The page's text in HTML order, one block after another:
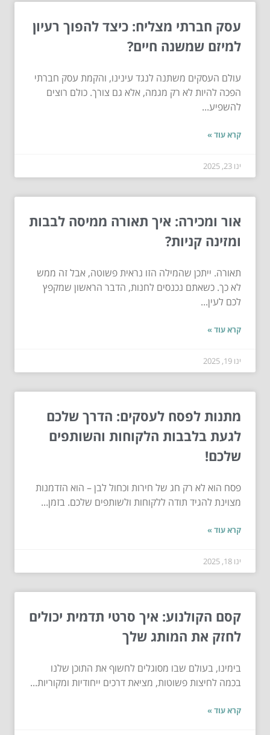
עסק חברתי מצליח: כיצד להפוך רעיון
למיזם שמשנה חיים?
עולם העסקים משתנה לנגד עינינו, והקמת עסק חברתי
הפכה להיות לא רק מגמה, אלא גם צורך. כולם רוצים
להשפיע...
קרא עוד »
ינו 23, 2025
אור ומכירה: איך תאורה ממיסה לבבות
ומזינה קניות?
תאורה. ייתכן שהמילה הזו נראית פשוטה, אבל זה ממש
לא כך. כשאתם נכנסים לחנות, הדבר הראשון שמקפץ
לכם לעין...
קרא עוד »
ינו 19, 2025
מתנות לפסח לעסקים: הדרך שלכם
לגעת בלבבות הלקוחות והשותפים
שלכם!
פסח הוא לא רק חג של חירות וכחול לבן – הוא הזדמנות
מצוינת להגיד תודה ללקוחות ולשותפים שלכם. בזמן...
קרא עוד »
ינו 18, 2025
קסם הקולנוע: איך סרטי תדמית יכולים
לחזק את המותג שלך
בימינו, בעולם שבו מסוגלים לחשוף את התוכן שלנו
בכמה לחיצות פשוטות, מציאת דרכים ייחודיות ומקוריות...
קרא עוד »